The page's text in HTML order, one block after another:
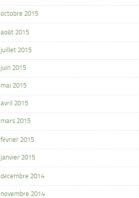
octobre 2015
août 2015
juillet 2015
juin 2015
mai 2015
avril 2015
mars 2015
février 2015
janvier 2015
décembre 2014
novembre 2014